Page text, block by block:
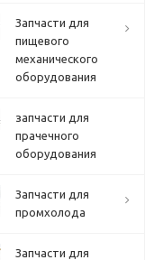
Запчасти для
пищевого
механического
оборудования
запчасти для
прачечного
оборудования
Запчасти для
промхолода
Запчасти для